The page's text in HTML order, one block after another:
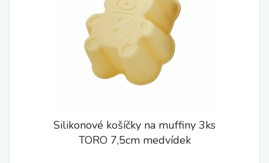
Silikonové košíčky na muffiny 3ks
TORO 7,5cm medvídek